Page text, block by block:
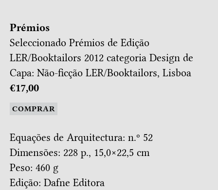
Prémios
Seleccionado Prémios de Edição
LER/Booktailors 2012 categoria Design de
Capa: Não-ficção LER/Booktailors, Lisboa
€17,00
COMPRAR
Equações de Arquitectura: n.º 52
Dimensões: 228 p., 15,0×22,5 cm
Peso: 460 g
Edição: Dafne Editora